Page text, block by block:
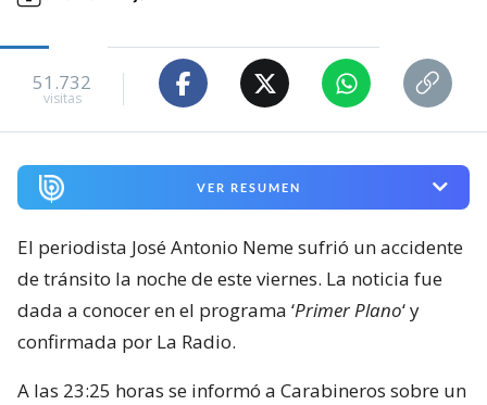
51.732
visitas
VER RESUMEN
El periodista José Antonio Neme sufrió un accidente
de tránsito la noche de este viernes. La noticia fue
dada a conocer en el programa ‘Primer Plano‘ y
confirmada por La Radio.
A las 23:25 horas se informó a Carabineros sobre un